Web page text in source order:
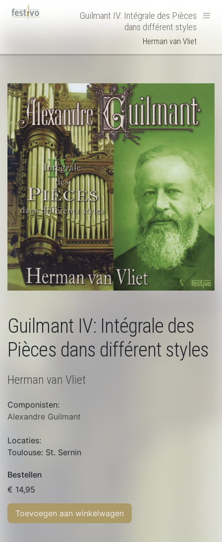
HoofdnavigatieGuilmant IV: Intégrale des Pièces
dans différent styles
Herman van Vliet
Guilmant IV: Intégrale des
Pièces dans différent styles
Herman van Vliet
Componisten:
Alexandre Guilmant
Locaties:
Toulouse: St. Sernin
Bestellen
€ 14,95
Toevoegen aan winkelwagen